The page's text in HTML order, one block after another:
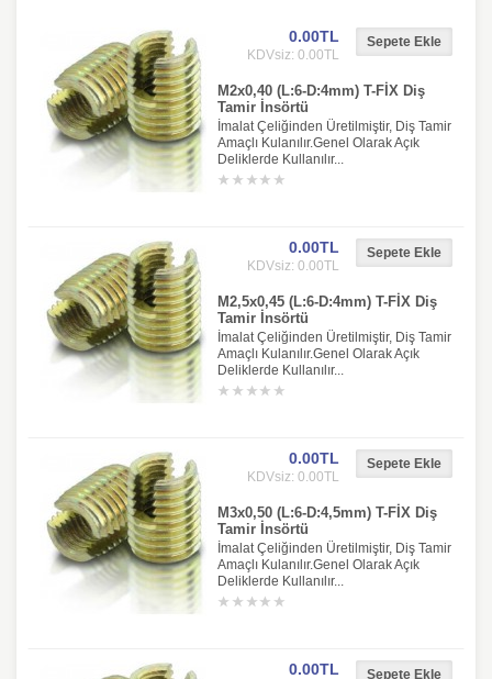
0.00TL
KDVsiz: 0.00TL
M2x0,40 (L:6-D:4mm) T-FİX Diş
Tamir İnsörtü
İmalat Çeliğinden Üretilmiştir, Diş Tamir
Amaçlı Kulanılır.Genel Olarak Açık
Deliklerde Kullanılır...
0.00TL
KDVsiz: 0.00TL
M2,5x0,45 (L:6-D:4mm) T-FİX Diş
Tamir İnsörtü
İmalat Çeliğinden Üretilmiştir, Diş Tamir
Amaçlı Kulanılır.Genel Olarak Açık
Deliklerde Kullanılır...
0.00TL
KDVsiz: 0.00TL
M3x0,50 (L:6-D:4,5mm) T-FİX Diş
Tamir İnsörtü
İmalat Çeliğinden Üretilmiştir, Diş Tamir
Amaçlı Kulanılır.Genel Olarak Açık
Deliklerde Kullanılır...
0.00TL